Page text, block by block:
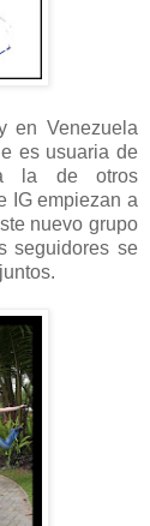
en Venezuela
es usuaria de
la de otros
IG empiezan a
nuevo grupo
seguidores se